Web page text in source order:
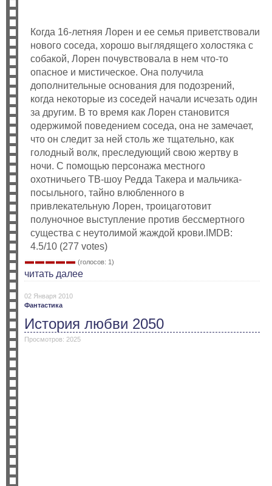
Когда 16-летняя Лорен и ее семья приветствовали
нового соседа, хорошо выглядящего холостяка с
собакой, Лорен почувствовала в нем что-то
опасное и мистическое. Она получила
дополнительные основания для подозрений,
когда некоторые из соседей начали исчезать один
за другим. В то время как Лорен становится
одержимой поведением соседа, она не замечает,
что он следит за ней столь же тщательно, как
голодный волк, преследующий свою жертву в
ночи. С помощью персонажа местного
охотничьего ТВ-шоу Редда Такера и мальчика-
посыльного, тайно влюбленного в
привлекательную Лорен, троицаготовит
полуночное выступление против бессмертного
существа с неутолимой жаждой крови.IMDB:
4.5/10 (277 votes)
(голосов: 1)
читать далее
02 Января 2010
Фантастика
История любви 2050
Просмотров: 2025